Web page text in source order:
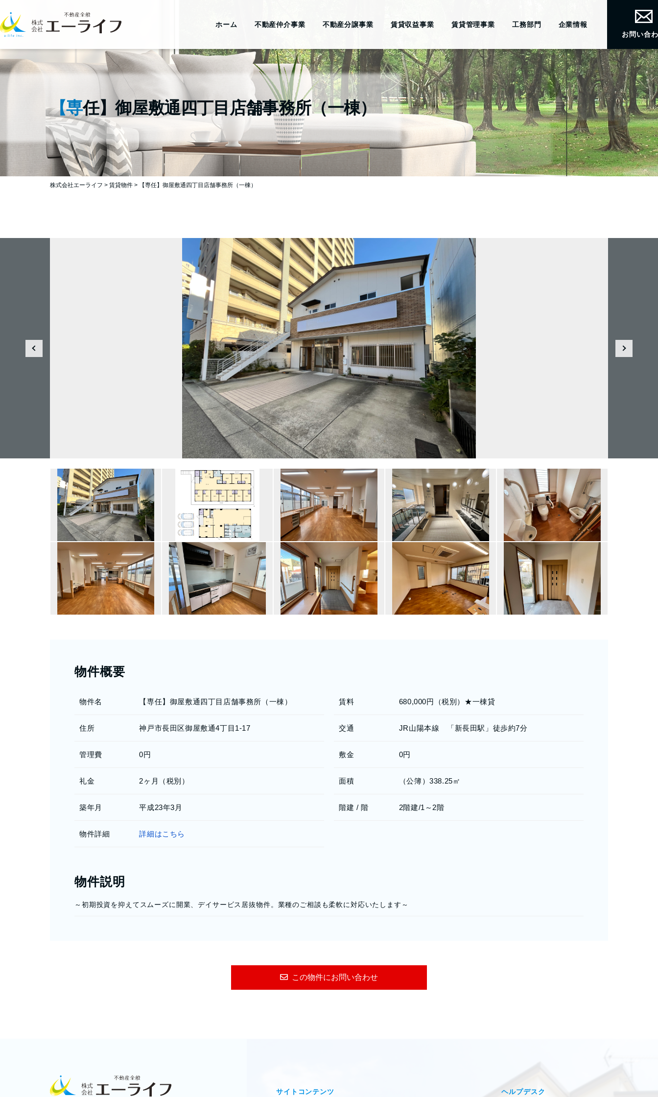
ホーム 不動産仲介事業 不動産分譲事業 賃貸収益事業 賃貸管理事業 工務部門
企業情報
お問い合
【専任】御屋敷通四丁目店舗事務所（一棟）
株式会社エーライフ > 賃貸物件 > 【専任】御屋敷通四丁目店舗事務所（一棟）
物件概要
物件名 【専任】御屋敷通四丁目店舗事務所（一棟） 賃料 680,000円（税別）★一棟貸
住所 神戸市長田区御屋敷通4丁目1-17 交通 JR山陽本線 「新長田駅」徒歩約7分
管理費 0円 敷金 0円
礼金 2ヶ月（税別） 面積 （公簿）338.25㎡
築年月 平成23年3月 階建 / 階 2階建/1～2階
物件詳細 詳細はこちら
物件説明
～初期投資を抑えてスムーズに開業、デイサービス居抜物件。業種のご相談も柔軟に対応いたします～
この物件にお問い合わせ
サイトコンテンツ ヘルプデスク